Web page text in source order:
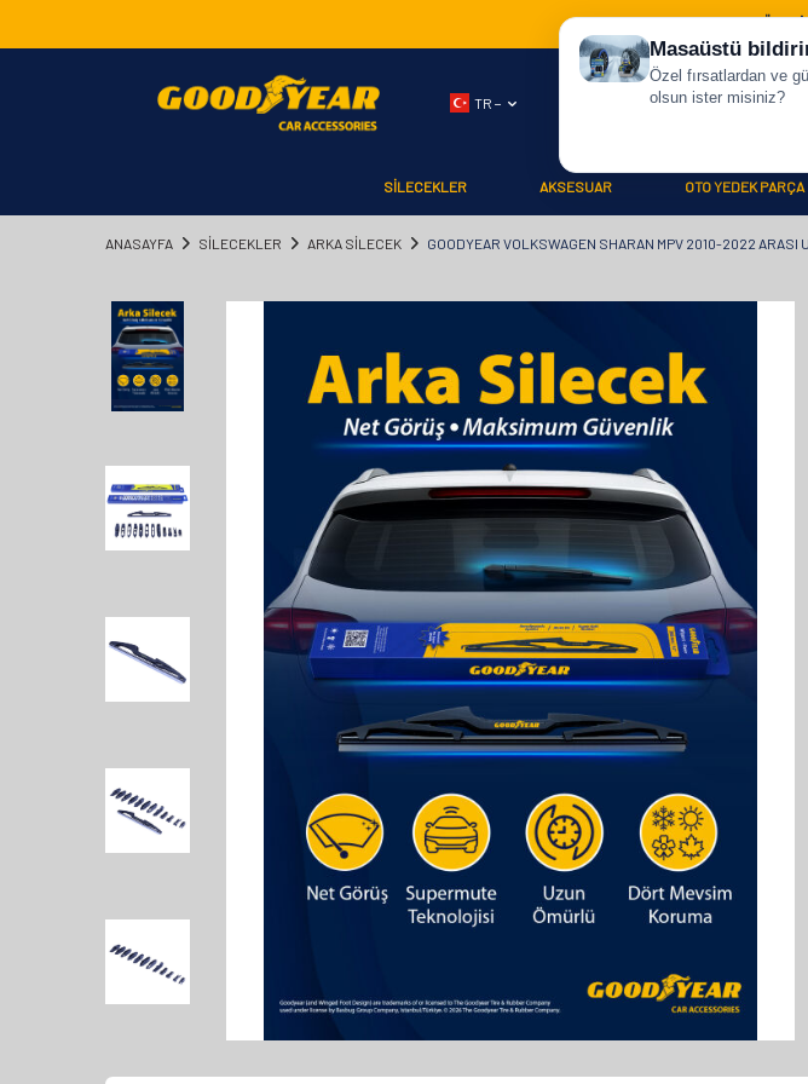
500 TL ÜZERİ
TR −
SİLECEKLER AKSESUAR OTO YEDEK PARÇA
ANASAYFA SİLECEKLER ARKA SİLECEK GOODYEAR VOLKSWAGEN SHARAN MPV 2010-2022 ARASI